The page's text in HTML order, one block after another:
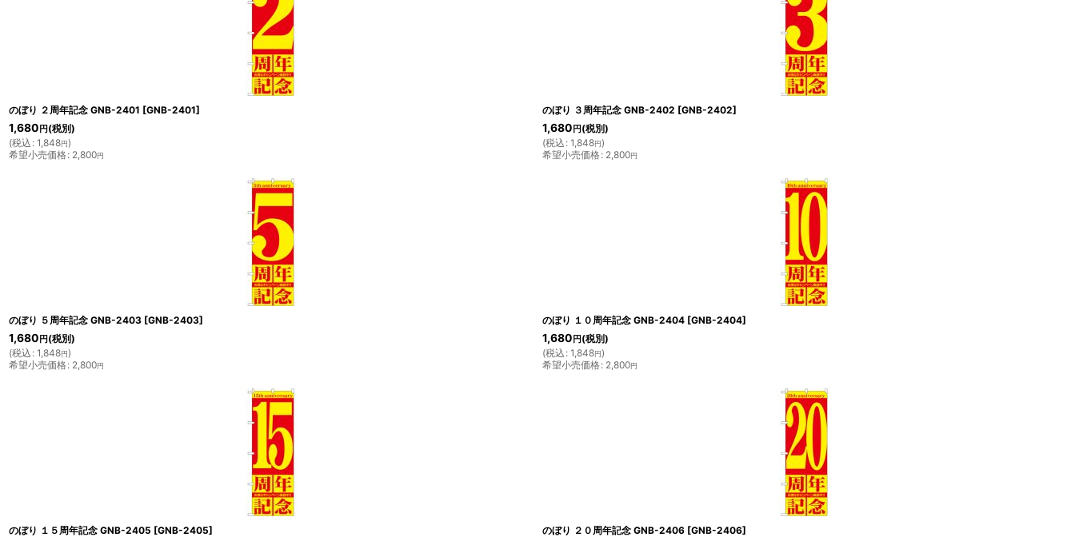
のぼり ２周年記念 GNB-2401 [GNB-2401]
1,680 円 (税別)
(税込 : 1,848円)
希望小売価格: 2,800円
のぼり ３周年記念 GNB-2402 [GNB-2402]
1,680 円 (税別)
(税込 : 1,848円)
希望小売価格: 2,800円
のぼり ５周年記念 GNB-2403 [GNB-2403]
1,680 円 (税別)
(税込 : 1,848円)
希望小売価格: 2,800円
のぼり １０周年記念 GNB-2404 [GNB-2404]
1,680 円 (税別)
(税込 : 1,848円)
希望小売価格: 2,800円
のぼり １５周年記念 GNB-2405 [GNB-2405] のぼり ２０周年記念 GNB-2406 [GNB-2406]